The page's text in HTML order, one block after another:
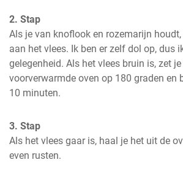
2. Stap
Als je van knoflook en rozemarijn
aan het vlees. Ik ben er zelf dol op, dus
gelegenheid. Als het vlees bruin is, zet
voorverwarmde oven op 180 graden en
10 minuten.
3. Stap
Als het vlees gaar is, haal je het uit de
even rusten.